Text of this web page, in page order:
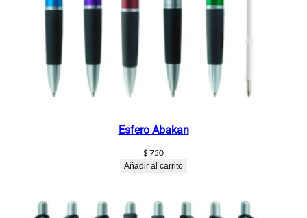
Esfero Abakan
$750
Añadir al carrito